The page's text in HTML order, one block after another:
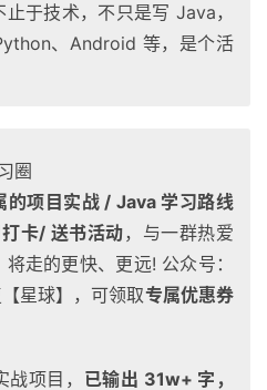
于技术，不只是写 Java，
、Android 等，是个活
圈
的项目实战 / Java 学习路线
卡/ 送书活动，与一群热爱
走的更快、更远! 公众号：
星球】，可领取专属优惠券
项目， 已输出 31w+ 字，